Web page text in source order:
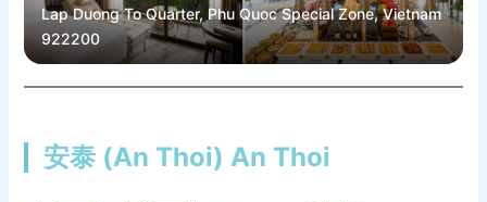
Lap Duong To Quarter, Phu Quoc Special Zone, Vietnam
922200
安泰 (An Thoi) An Thoi